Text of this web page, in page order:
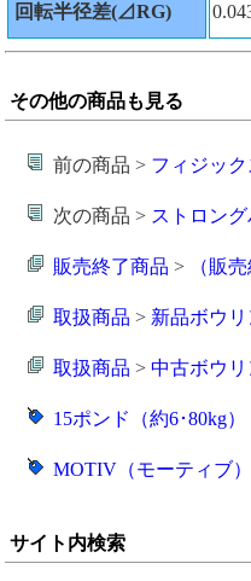
回転半径差(⊿RG)
その他の商品も見る
前の商品 > フィジッ
次の商品 > ストロン
販売終了商品 > （販
取扱商品 > 新品ボウ
取扱商品 >中古ボウ
15ポンド（約6･80kg）
MOTIV（モーティブ）
サイト内検索